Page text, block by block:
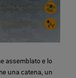
assemblato e lo
una catena, un